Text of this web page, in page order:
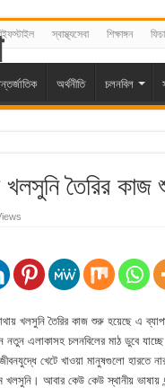
স্বাস্থ্যসেবা শিক্ষাঙ্গন
অর্থনীতি চলনবিল
খলসুনি তৈরির কাজ
খলসুনি তৈরির কাজ শুরু হয়েছে এ
এলাকাসহ চলনবিলের মাঠ ডুবে
খেটে খাওয়া মানুষগুলো হারতে
খলসুনি। আবার কেউ কেউ স্থানীয় ভাষায়